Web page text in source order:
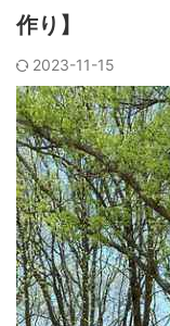
作り】
2023-11-15